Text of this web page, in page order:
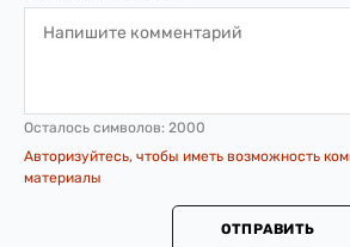
Осталось символов: 2000
Авторизуйтесь, чтобы иметь возможность
материалы
ОТПРАВИТЬ